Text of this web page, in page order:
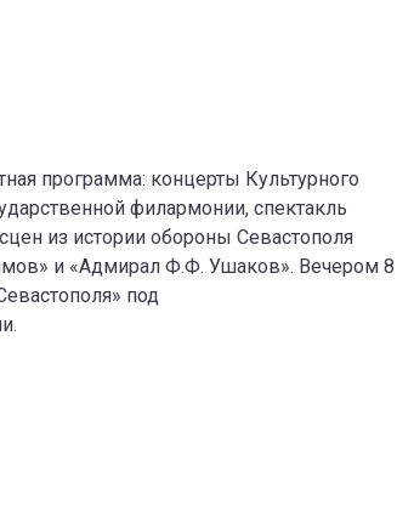
программа: концерты Культурного
филармонии, спектакль
из истории обороны Севастополя
и «Адмирал Ф.Ф. Ушаков». Вечером 8
под